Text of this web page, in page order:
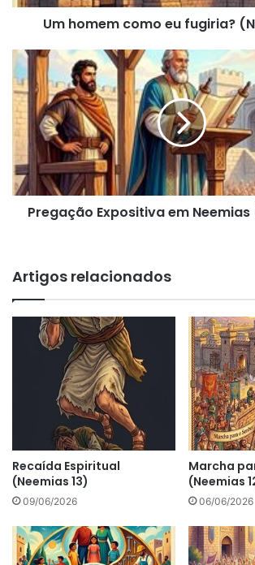
Um homem como eu fugiria?
Pregação
Expositiva
em
Neemias
(Neemias
8)
Pregação Expositiva em
Artigos relacionados
Recaída Espiritual
(Neemias 13)
09/06/2026
Marcha
(Neemias
06/06/2026